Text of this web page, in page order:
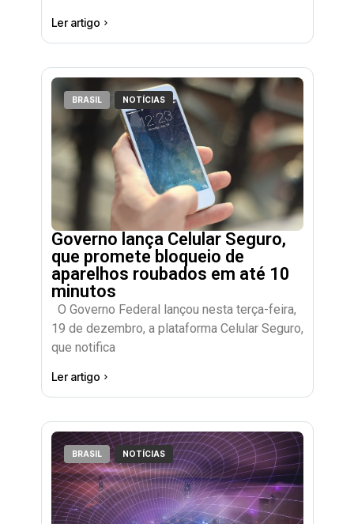
Ler artigo
BRASIL NOTÍCIAS
Governo lança Celular Seguro,
que promete bloqueio de
aparelhos roubados em até 10
minutos
O Governo Federal lançou nesta terça-feira,
19 de dezembro, a plataforma Celular Seguro,
que notifica
Ler artigo
BRASIL NOTÍCIAS